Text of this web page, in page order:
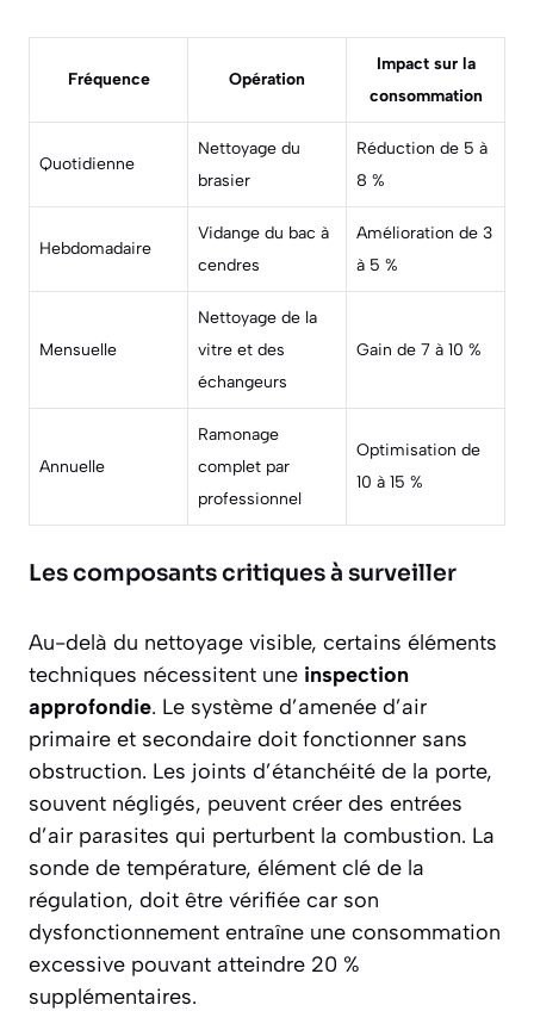
Fréquence Opération
Impact sur la
consommation
Quotidienne
Nettoyage du
brasier
Réduction de 5 à
8 %
Hebdomadaire
Vidange du bac à
cendres
Amélioration de 3
à 5 %
Mensuelle
Nettoyage de la
vitre et des
échangeurs
Gain de 7 à 10 %
Annuelle
Ramonage
complet par
professionnel
Optimisation de
10 à 15 %
Les composants critiques à surveiller
Au-delà du nettoyage visible, certains éléments
techniques nécessitent une inspection
approfondie. Le système d’amenée d’air
primaire et secondaire doit fonctionner sans
obstruction. Les joints d’étanchéité de la porte,
souvent négligés, peuvent créer des entrées
d’air parasites qui perturbent la combustion. La
sonde de température, élément clé de la
régulation, doit être vérifiée car son
dysfonctionnement entraîne une consommation
excessive pouvant atteindre 20 %
supplémentaires.